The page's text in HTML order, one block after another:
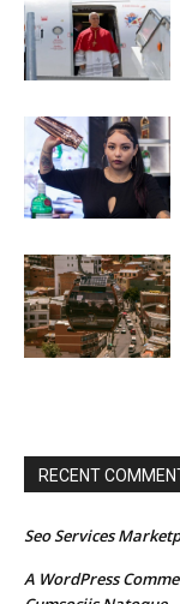
RECENT
Seo Services
A WordPress